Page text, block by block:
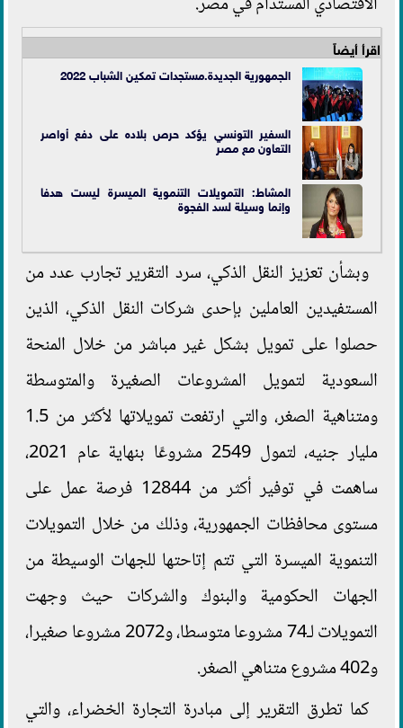
اقرأ أيضاً
الجمهورية الجديدة.مستجدات تمكين الشباب 2022
السفير التونسي يؤكد حرص بلاده على دفع أواصر
التعاون مع مصر
المشاط: التمويلات التنموية الميسرة ليست هدفا
وإنما وسيلة لسد الفجوة
وبشأن تعزيز النقل الذكي، سرد التقرير تجارب عدد من
المستفيدين العاملين بإحدى شركات النقل الذكي، الذين
حصلوا على تمويل بشكل غير مباشر من خلال المنحة
السعودية لتمويل المشروعات الصغيرة والمتوسطة
ومتناهية الصغر، والتي ارتفعت تمويلاتها لأكثر من 1.5
مليار جنيه، لتمول 2549 مشروعًا بنهاية عام 2021،
ساهمت في توفير أكثر من 12844 فرصة عمل على
مستوى محافظات الجمهورية، وذلك من خلال التمويلات
التنموية الميسرة التي تتم إتاحتها للجهات الوسيطة من
الجهات الحكومية والبنوك والشركات حيث وجهت
التمويلات لـ74 مشروعا متوسطا، و2072 مشروعا صغيرا،
و402 مشروع متناهي الصغر.
كما تطرق التقرير إلى مبادرة التجارة الخضراء، والتي